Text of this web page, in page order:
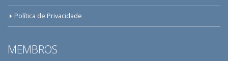
Política de Privacidade
MEMBROS